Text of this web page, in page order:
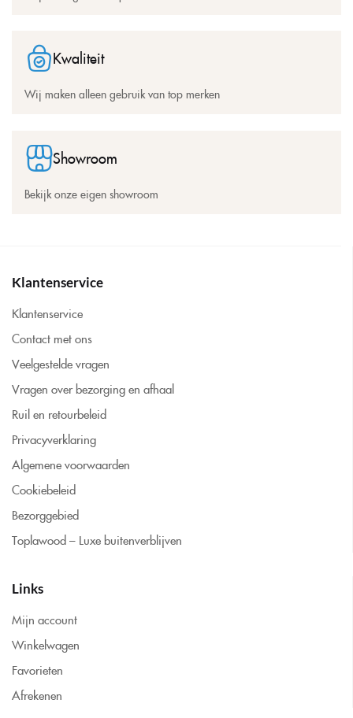
Kwaliteit
Wij maken alleen gebruik van top merken
Showroom
Bekijk onze eigen showroom
Klantenservice
Klantenservice
Contact met ons
Veelgestelde vragen
Vragen over bezorging en afhaal
Ruil en retourbeleid
Privacyverklaring
Algemene voorwaarden
Cookiebeleid
Bezorggebied
Toplawood – Luxe buitenverblijven
Links
Mijn account
Winkelwagen
Favorieten
Afrekenen